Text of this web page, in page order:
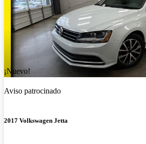
¡Nuevo!
Aviso patrocinado
2017 Volkswagen Jetta